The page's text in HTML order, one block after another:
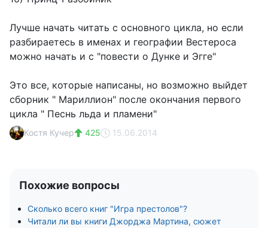
Лучше начать читать с основного цикла, но если
разбираетесь в именах и географии Вестероса
можно начать и с "повести о Дунке и Эгге"
Это все, которые написаны, но возможно выйдет
сборник " Мариллион" после окончания первого
цикла " Песнь льда и пламени"
Костя Кучер 425 15.06.2014
Похожие вопросы
Сколько всего книг "Игра престолов"?
Читали ли вы книги Джорджа Мартина, сюжет